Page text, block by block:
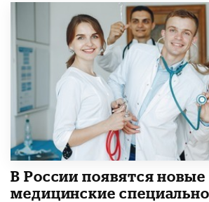
В России появятся новые
медицинские